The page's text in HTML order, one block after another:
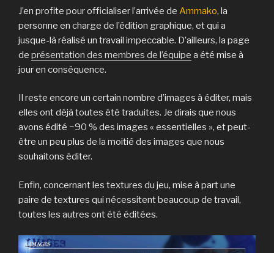
J’en profite pour officialiser l’arrivée de Ammako, la
personne en charge de l’édition graphique, et qui a
jusque-là réalisé un travail impeccable. D’ailleurs, la page
de présentation des membres de l’équipe a été mise à
jour en conséquence.
Il reste encore un certain nombre d’images à éditer, mais
elles ont déjà toutes été traduites. Je dirais que nous
avons édité ~90 % des images « essentielles », et peut-
être un peu plus de la moitié des images que nous
souhaitons éditer.
Enfin, concernant les textures du jeu, mise à part une
paire de textures qui nécessitent beaucoup de travail,
toutes les autres ont été éditées.